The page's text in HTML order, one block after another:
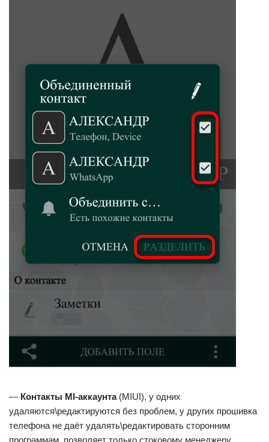
— Контакты MI-аккаунта(MIUI), у одних
удаляются\редактируются без проблем, у других прошивка
телефона не даёт удалять\редактировать сторонним
программам, позволяет только стоковому менеджеру